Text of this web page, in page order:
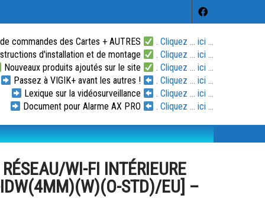
commandes des Cartes + AUTRES
. Cliquez ... ici ...
d'installation et de montage
. Cliquez ... ici ...
Nouveaux produits ajoutés sur le site
. Cliquez ... ici ...
Passez à VIGIK+ avant les autres !
. Cliquez ... ici ...
Lexique sur la vidéosurveillance
. Cliquez ... ici ...
Document pour Alarme AX PRO
. Cliquez ... ici ...
WI-FI INTÉRIEURE
STD)/EU] –